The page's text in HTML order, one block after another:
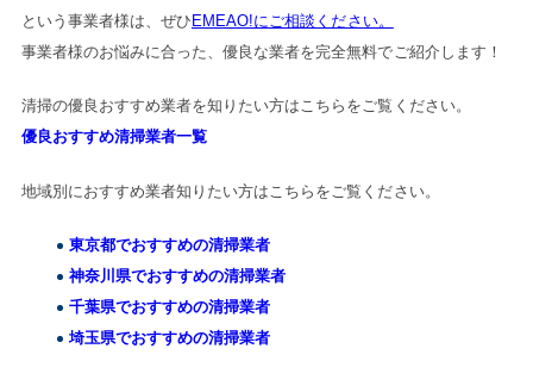
という事業者様は、ぜひEMEAO!にご相談ください。
事業者様のお悩みに合った、優良な業者を完全無料でご紹介します！
清掃の優良おすすめ業者を知りたい方はこちらをご覧ください。
優良おすすめ清掃業者一覧
地域別におすすめ業者知りたい方はこちらをご覧ください。
東京都でおすすめの清掃業者
神奈川県でおすすめの清掃業者
千葉県でおすすめの清掃業者
埼玉県でおすすめの清掃業者